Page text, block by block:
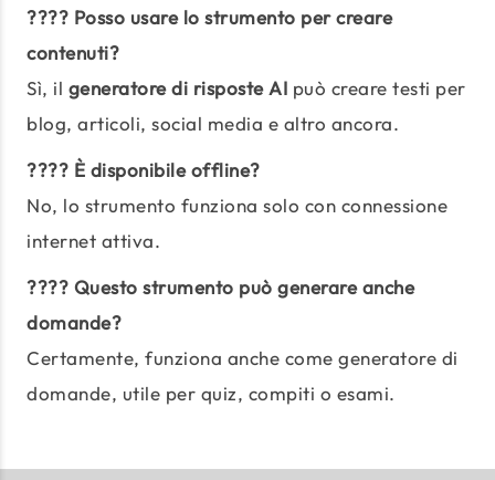
???? Posso usare lo strumento per creare
contenuti?
Sì, il generatore di risposte AI può creare testi per
blog, articoli, social media e altro ancora.
???? È disponibile offline?
No, lo strumento funziona solo con connessione
internet attiva.
???? Questo strumento può generare anche
domande?
Certamente, funziona anche come generatore di
domande, utile per quiz, compiti o esami.